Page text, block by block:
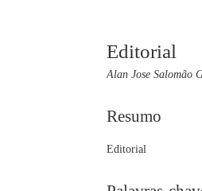
Editorial
Alan Jose Salomão
Resumo
Editorial